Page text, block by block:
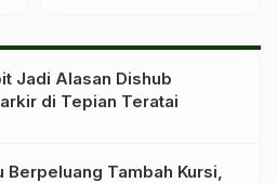
Jadi Alasan Dishub
di Tepian Teratai
Berpeluang Tambah Kursi,